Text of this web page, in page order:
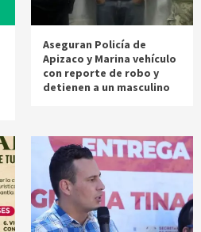
Aseguran Policía de
Apizaco y Marina vehículo
con reporte de robo y
detienen a un masculino